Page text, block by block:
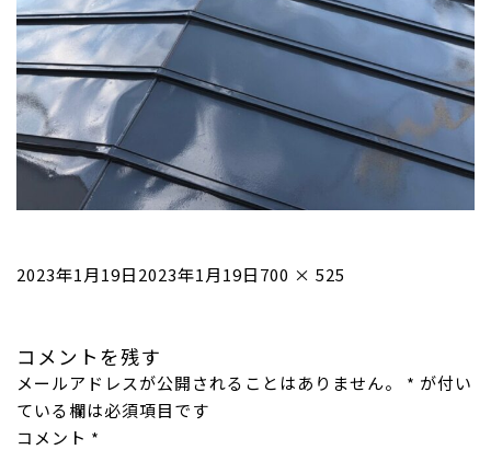
投
2023年1月19日2023年1月19日フ
ズ
700 × 525
コメントを残す
メールアドレスが公開されることはありません。 * が付い
ている欄は必須項目です
コメント *